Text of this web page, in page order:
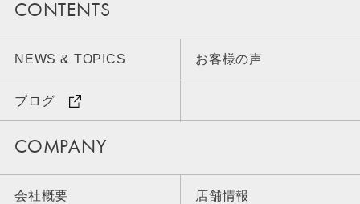
CONTENTS
NEWS & TOPICS お客様の声
ブログ
COMPANY
会社概要 店舗情報